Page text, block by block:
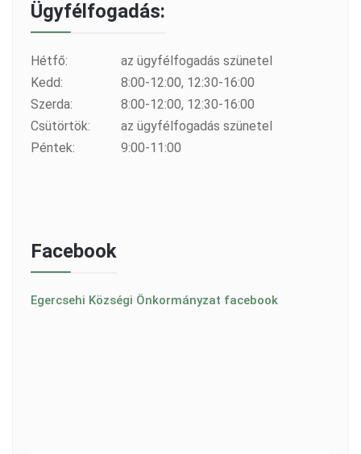
Ügyfélfogadás:
Hétfő:
az ügyfélfogadás szünetel
Kedd:
8:00-12:00, 12:30-16:00
Szerda:
8:00-12:00, 12:30-16:00
Csütörtök:
az ügyfélfogadás szünetel
Péntek:
9:00-11:00
Facebook
Egercsehi Községi Önkormányzat facebook